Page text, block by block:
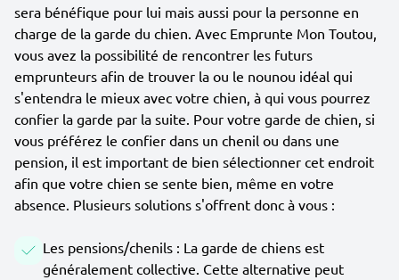
sera bénéfique pour lui mais aussi pour la personne en
charge de la garde du chien. Avec Emprunte Mon Toutou,
vous avez la possibilité de rencontrer les futurs
emprunteurs afin de trouver la ou le nounou idéal qui
s'entendra le mieux avec votre chien, à qui vous pourrez
confier la garde par la suite. Pour votre garde de chien, si
vous préférez le confier dans un chenil ou dans une
pension, il est important de bien sélectionner cet endroit
afin que votre chien se sente bien, même en votre
absence. Plusieurs solutions s'offrent donc à vous :
Les pensions/chenils : La garde de chiens est
généralement collective. Cette alternative peut